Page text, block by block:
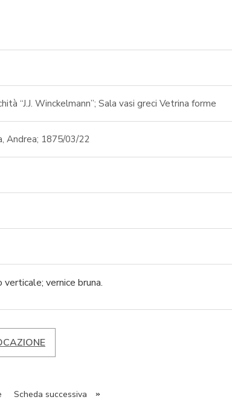
“J.J. Winckelmann”; Sala vasi greci Vetrina forme
Andrea; 1875/03/22
vernice bruna.
Scheda successiva »